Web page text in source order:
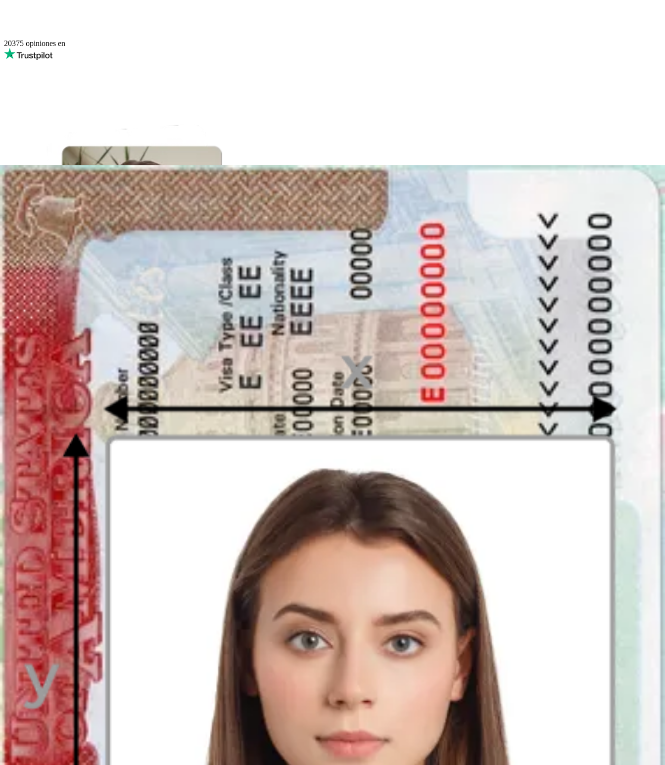
20375 opiniones en
Visto en